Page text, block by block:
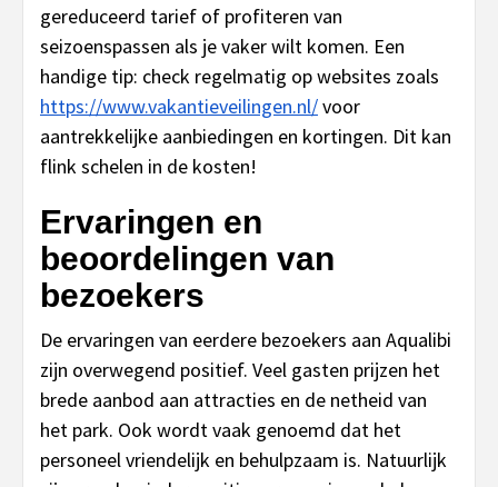
gereduceerd tarief of profiteren van
seizoenspassen als je vaker wilt komen. Een
handige tip: check regelmatig op websites zoals
https://www.vakantieveilingen.nl/voor
aantrekkelijke aanbiedingen en kortingen. Dit kan
flink schelen in de kosten!
Ervaringen en
beoordelingen van
bezoekers
De ervaringen van eerdere bezoekers aan Aqualibi
zijn overwegend positief. Veel gasten prijzen het
brede aanbod aan attracties en de netheid van
het park. Ook wordt vaak genoemd dat het
personeel vriendelijk en behulpzaam is. Natuurlijk